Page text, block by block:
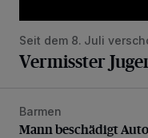
Seit dem 8. Juli
Vermisster
Mann beschädigt
Barmen
Mann beschädigt